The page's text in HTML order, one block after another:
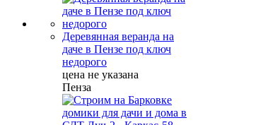
Деревянная веранда на
даче в Пензе под ключ
недорого
цена не указана
Пенза